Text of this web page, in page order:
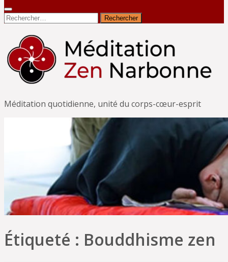
Rechercher :
Méditation quotidienne, unité du corps-cœur-esprit
Étiqueté : Bouddhisme zen